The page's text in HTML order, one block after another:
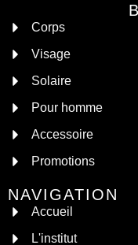
Corps
Visage
Solaire
Pour homme
Accessoire
Promotions
NAVIGATION
Accueil
L'institut